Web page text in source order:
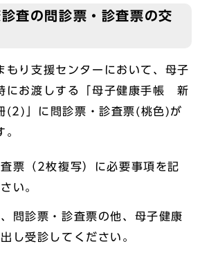
査の問診票・診査票の交
もり支援センターにおいて、母子
にお渡しする「母子健康手帳 新
(2)」に問診票・診査票(桃色)が
。
票（2枚複写）に必要事項を記
い。
問診票・診査票の他、母子健康
し受診してください。